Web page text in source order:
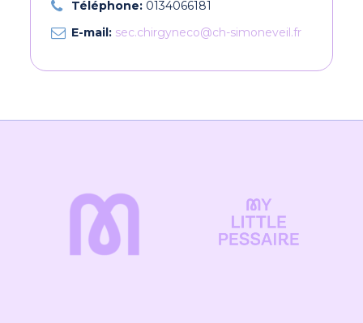
Téléphone: 0134066181
E-mail: sec.chirgyneco@ch-simoneveil.fr